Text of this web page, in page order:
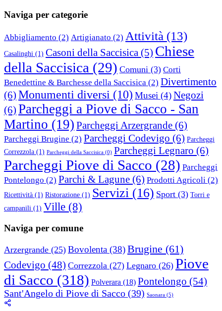
Naviga per categorie
Abbigliamento (2) Artigianato (2) Attività (13)
Casalinghi (1) Casoni della Saccisica (5) Chiese
della Saccisica (29) Comuni (3) Corti
Benedettine & Barchesse della Saccisica (2) Divertimento
(6) Monumenti diversi (10) Musei (4)Negozi
(6) Parcheggi a Piove di Sacco - San
Martino (19) Parcheggi Arzergrande (6)
Parcheggi Brugine (2) Parcheggi Codevigo (6) Parcheggi
Correzzola (1) Parcheggi della Saccisica (0) Parcheggi Legnaro (6)
Parcheggi Piove di Sacco (28) Parcheggi
Pontelongo (2) Parchi & Lagune (6) Prodotti Agricoli (2)
Ricettività (1) Ristorazione (1) Servizi (16) Sport (3) Torri e
campanili (1) Ville (8)
Naviga per comune
Arzergrande (25) Bovolenta (38)Brugine (61)
Codevigo (48) Correzzola (27) Legnaro (26) Piove
di Sacco (318) Polverara (18) Pontelongo (54)
Sant'Angelo di Piove di Sacco (39) Saonara (5)